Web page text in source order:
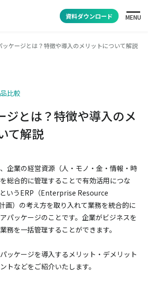
資料ダウンロード MENU
ッケージとは？特徴や導入のメリットについて解説
比較
ジとは？特徴や導入のメ
て解説
企業の経営資源（人・モノ・金・情報・時
総合的に管理することで有効活用につな
いうERP（Enterprise Resource
）の考え方を取り入れて業務を統合的に
パッケージのことです。企業がビジネスを
務を一括管理することができます。
ッケージを導入するメリット・デメリット
トなどをご紹介いたします。